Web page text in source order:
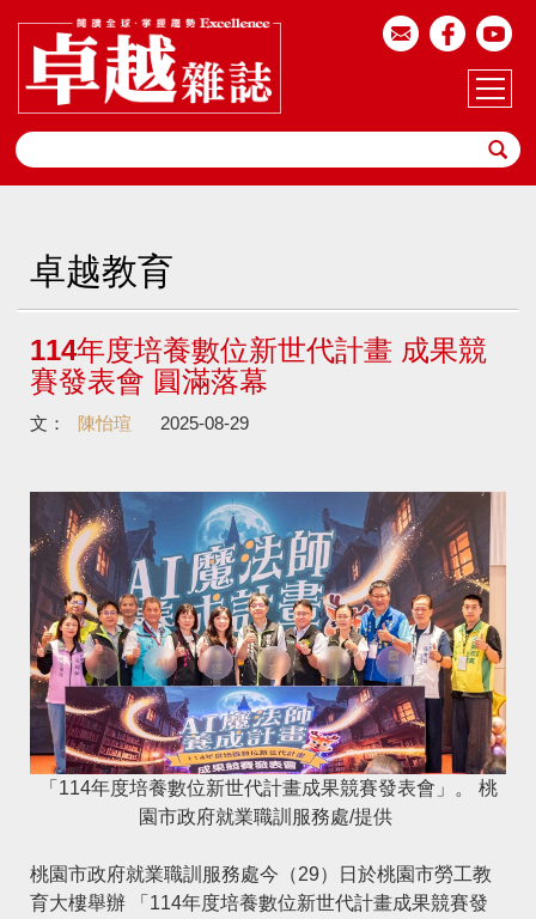
卓越教育
114年度培養數位新世代計畫 成果競
賽發表會 圓滿落幕
文： 陳怡瑄 2025-08-29
「114年度培養數位新世代計畫成果競賽發表會」。 桃
園市政府就業職訓服務處/提供
桃園市政府就業職訓服務處今（29）日於桃園市勞工教
育大樓舉辦 「114年度培養數位新世代計畫成果競賽發